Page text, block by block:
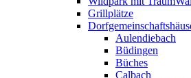
Grillplätze
Aulendiebach
Büdingen
Büches
Calbach